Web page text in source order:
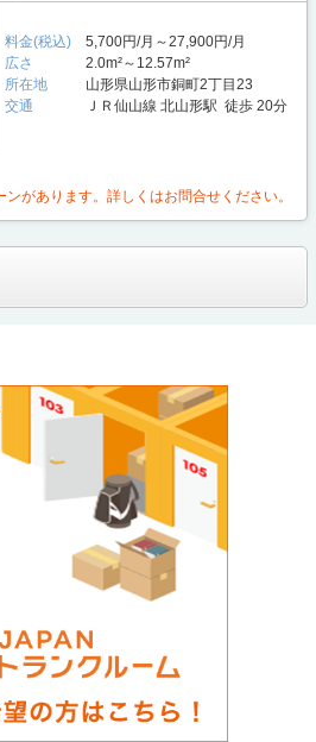
料金(税込)
5,700円/月～27,900円/月
広さ
2.0m²～12.57m²
所在地
山形県山形市銅町2丁目23
交通
ＪＲ仙山線 北山形駅 徒歩 20分
があります。詳しくはお問合せください。